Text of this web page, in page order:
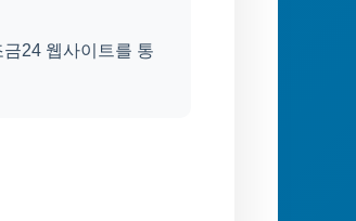
24 웹사이트를 통